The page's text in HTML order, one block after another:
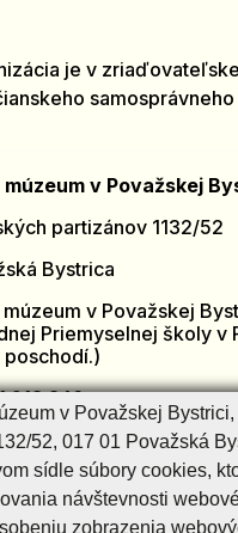
je v
samosprávneho
v Považskej
partizánov 1132/52
Bystrica
v Považskej
Priemyselnej školy v
poschodí.)
918 846
- PI]7:00 – 15:00
- NE] a sviatky
v Považskej
52, 017 01 Považská
sídle súbory cookies,
návštevnosti
zobrazenia